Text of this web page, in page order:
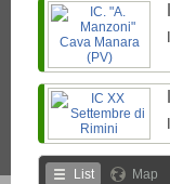
List Map